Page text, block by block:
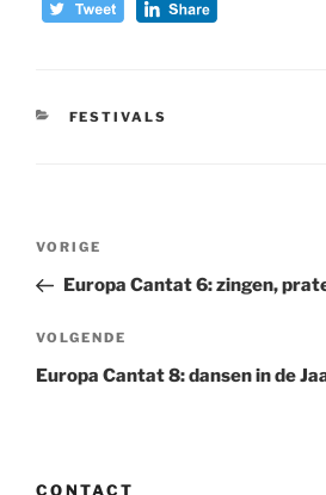
CATEGORIEËN
FESTIVALS
Bericht
Vorig
bericht
VORIGE
Europa Cantat 6: zingen,
Volgend
bericht
VOLGENDE
Europa Cantat 8: dansen in de
CONTACT